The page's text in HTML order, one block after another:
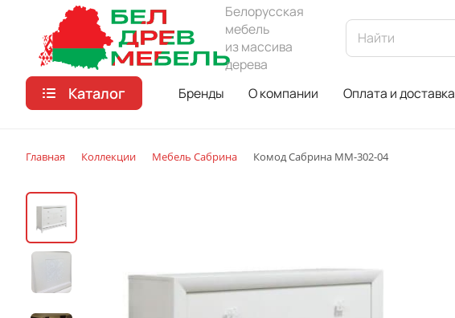
Белорусская
мебель
из массива
дерева
Каталог Бренды О компании Оплата и доставка
Главная Коллекции Мебель Сабрина Комод Сабрина ММ-302-04